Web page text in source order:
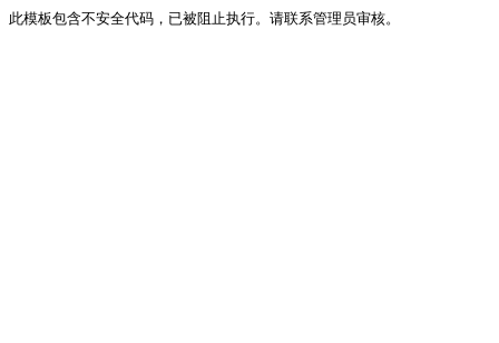
此模板包含不安全代码，已被阻止执行。请联系管理员审核。